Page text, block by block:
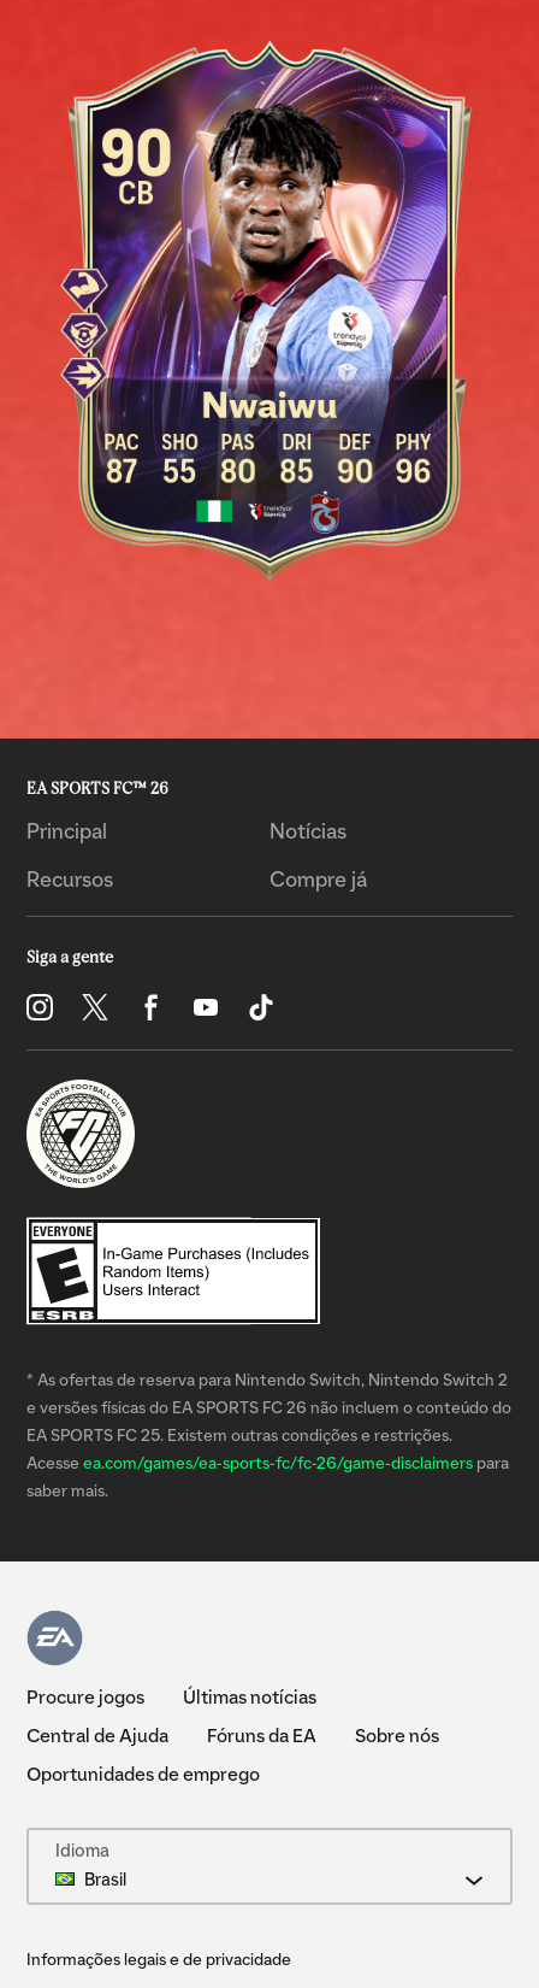
* As ofertas de reserva para Nintendo Switch, Nintendo Switch 2
e versões físicas do EA SPORTS FC 26 não incluem o conteúdo do
EA SPORTS FC 25. Existem outras condições e restrições.
Acesse ea.com/games/ea-sports-fc/fc-26/game-disclaimers para
saber mais.